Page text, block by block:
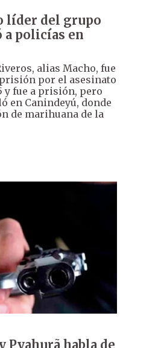
líder del grupo
a policías en
alias Macho, fue
prisión por el asesinato
y fue a prisión, pero
en Canindeyú, donde
de marihuana de la
Pyahurã habla de